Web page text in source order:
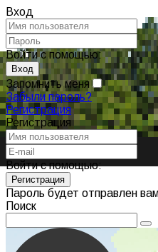
Вход
Войти с помощью:
Запомнить меня
Забыли пароль?
Регистрация
Регистрация
Войти с помощью:
Пароль будет отправлен
Поиск